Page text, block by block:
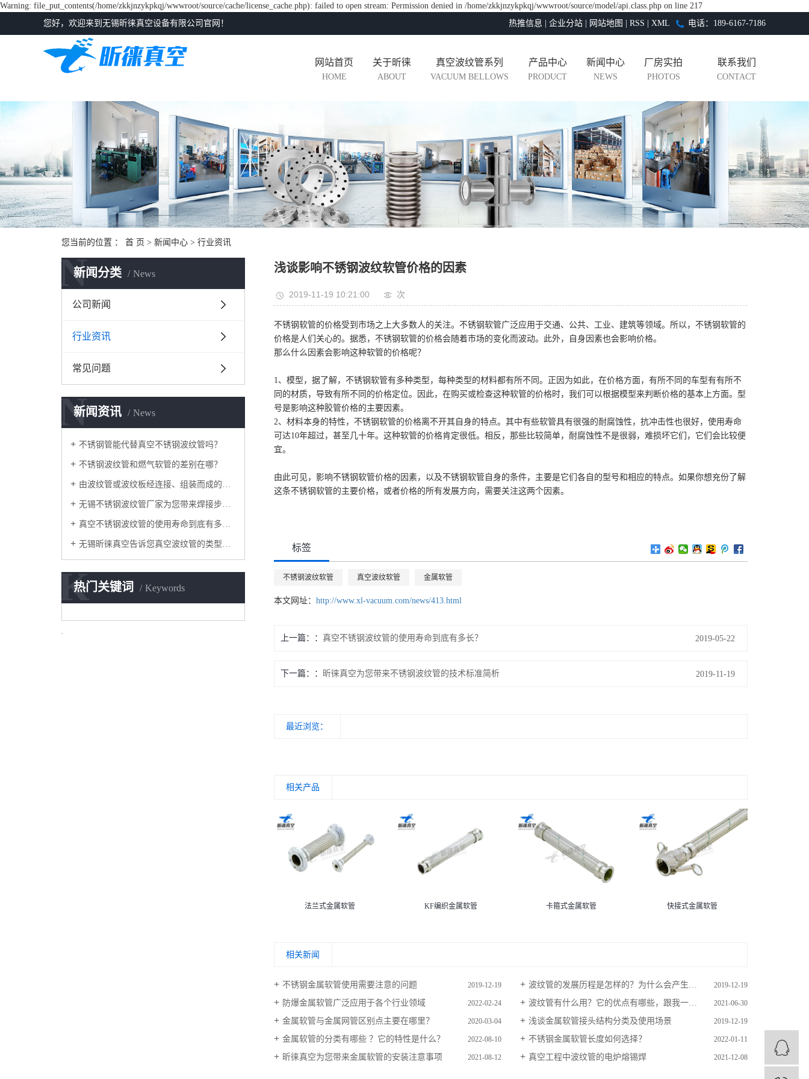
Warning: file_put_contents(/home/zkkjnzykpkqj/wwwroot/source/cache/license_cache.php): failed to open stream: Permission denied in /home/zkkjnzykpkqj/wwwroot/source/model/api.class.php on line 217
您好，欢迎来到无锡昕徕真空设备有限公司官网！
电话：189-6167-7186
热推信息 企业分站 网站地图 RSS XML
网站首页
HOME
关于昕徕
ABOUT
真空波纹管系列
VACUUM BELLOWS
产品中心
PRODUCT
新闻中心
NEWS
厂房实拍
PHOTOS
联系我们
CONTACT
您当前的位置 ： 首 页 > 新闻中心 > 行业资讯
新闻分类 News
N
公司新闻
行业资讯
常见问题
新闻资讯 News
N
不锈钢管能代替真空不锈钢波纹管吗？
不锈钢波纹管和燃气软管的差别在哪？
由波纹管或波纹板经连接、组装而成的不锈钢波纹管涵
无锡不锈钢波纹管厂家为您带来焊接步骤详细解析
真空不锈钢波纹管的使用寿命到底有多长？
无锡昕徕真空告诉您真空波纹管的类型有哪些
热门关键词 Keywords
K
浅谈影响不锈钢波纹软管价格的因素
2019-11-19 10:21:00 次
不锈钢软管的价格受到市场之上大多数人的关注。不锈钢软管广泛应用于交通、公共、工业、建筑等领域。所以，不锈钢软管的
价格是人们关心的。据悉，不锈钢软管的价格会随着市场的变化而波动。此外，自身因素也会影响价格。
那么什么因素会影响这种软管的价格呢？
1、模型，据了解，不锈钢软管有多种类型，每种类型的材料都有所不同。正因为如此，在价格方面，有所不同的车型有有所不
同的材质，导致有所不同的价格定位。因此，在购买或检查这种软管的价格时，我们可以根据模型来判断价格的基本上方面。型
号是影响这种胶管价格的主要因素。
2、材料本身的特性，不锈钢软管的价格离不开其自身的特点。其中有些软管具有很强的耐腐蚀性，抗冲击性也很好，使用寿命
可达10年超过，甚至几十年。这种软管的价格肯定很低。相反，那些比较简单，耐腐蚀性不是很弱，难损坏它们，它们会比较便
宜。
由此可见，影响不锈钢软管价格的因素，以及不锈钢软管自身的条件，主要是它们各自的型号和相应的特点。如果你想充份了解
这条不锈钢软管的主要价格，或者价格的所有发展方向，需要关注这两个因素。
标签
不锈钢波纹软管 真空波纹软管 金属软管
本文网址： http://www.xl-vacuum.com/news/413.html
上一篇： 真空不锈钢波纹管的使用寿命到底有多长？ 2019-05-22
下一篇： 昕徕真空为您带来不锈钢波纹管的技术标准简析 2019-11-19
最近浏览：
相关产品
法兰式金属软管 KF编织金属软管 卡箍式金属软管 快接式金属软管
相关新闻
不锈钢金属软管使用需要注意的问题 2019-12-19 波纹管的发展历程是怎样的？为什么会产生波纹管？ 2019-12-19
防爆金属软管广泛应用于各个行业领域 2022-02-24 波纹管有什么用？它的优点有哪些，跟我一起了解一下 2021-06-30
金属软管与金属网管区别点主要在哪里？ 2020-03-04 浅谈金属软管接头结构分类及使用场景 2019-12-19
金属软管的分类有哪些 ？它的特性是什么？ 2022-08-10 不锈钢金属软管长度如何选择？ 2022-01-11
昕徕真空为您带来金属软管的安装注意事项 2021-08-12 真空工程中波纹管的电炉熔锡焊 2021-12-08